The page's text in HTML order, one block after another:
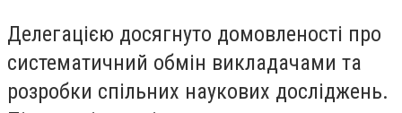
Делегацією досягнуто домовленості про
систематичний обмін викладачами та
розробки спільних наукових досліджень.